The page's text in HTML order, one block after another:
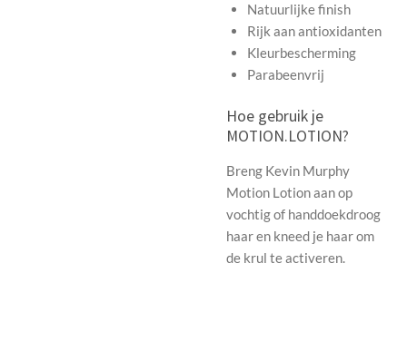
Natuurlijke finish
Rijk aan antioxidanten
Kleurbescherming
Parabeenvrij
Hoe gebruik je
MOTION.LOTION?
Breng Kevin Murphy
Motion Lotion aan op
vochtig of handdoekdroog
haar en kneed je haar om
de krul te activeren.